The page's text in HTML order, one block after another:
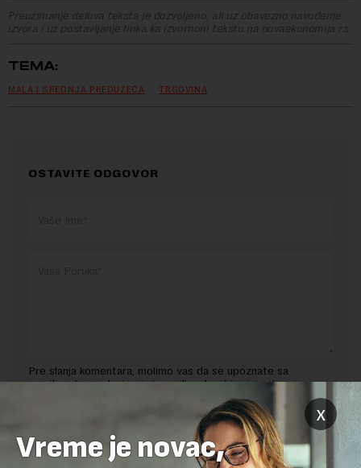
Preuzimanje delova teksta je dozvoljeno, ali uz obavezno navođenje
izvora i uz postavljanje linka ka izvornom tekstu na novaekonomija.rs
TEMA:
MALA I SREDNJA PREDUZEĆA TRGOVINA
OSTAVITE ODGOVOR
Pre slanja komentara, molimo vas da se upoznate sa
pravilima komentarisanja i pravilima korišćenja sajta.
Sajt je zaštićen pomocu reCaptcha i Google.Google Politika
Google Uslovi Korišćenjasu primenjeni.
x
Vreme je novac,